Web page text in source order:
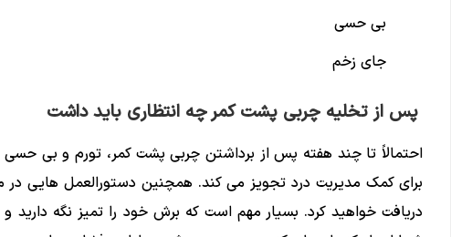
بی حسی
جای زخم
پس از تخلیه چربی پشت کمر چه انتظاری باید داشت
احتمالاً تا چند هفته پس از برداشتن چربی پشت کمر، تورم و بی
برای کمک مدیریت درد تجویز می کند. همچنین دستورالعمل هایی در
دریافت خواهید کرد. بسیار مهم است که برش خود را تمیز نگه